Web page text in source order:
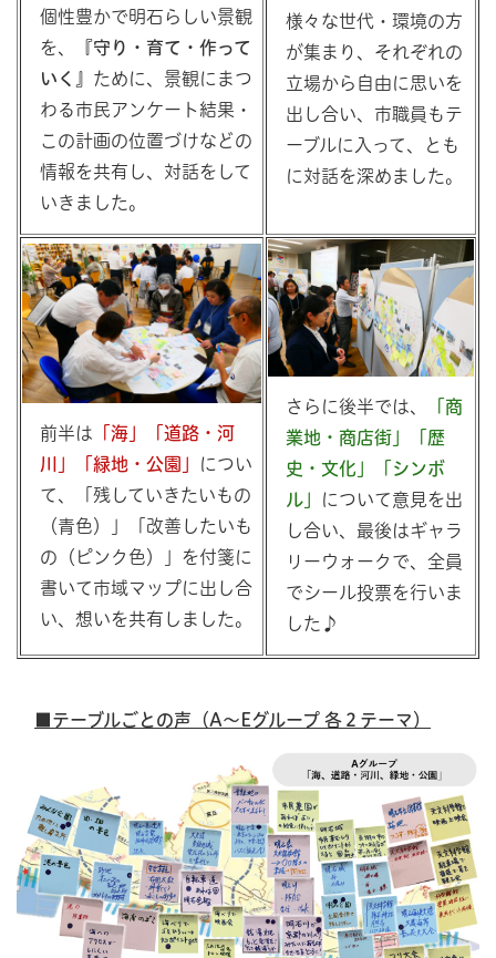
個性豊かで明石らしい景観
を、『守り・育て・作って
いく』 ために、景観にまつ
わる市民アンケート結果・
この計画の位置づけなどの
情報を共有し、対話をして
いきました。
様々な世代・環境の方
が集まり、それぞれの
立場から自由に思いを
出し合い、市職員もテ
ーブルに入って、とも
に対話を深めました。
前半は 「海」「道路・河
川」「緑地・公園」
につい
て、「残していきたいもの
（青色）」「改善したいも
の（ピンク色）」を付箋に
書いて市域マップに出し合
い、想いを共有しました。
さらに後半では、
「商
業地・商店街」「歴
史・文化」「シンボ
ル」
について意見を出
し合い、最後はギャラ
リーウォークで、全員
でシール投票を行いま
した♪
■テーブルごとの声（A～Eグループ 各２テーマ）